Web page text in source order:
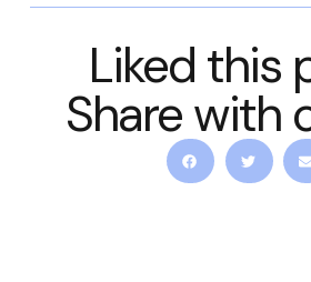
Liked this
Share with